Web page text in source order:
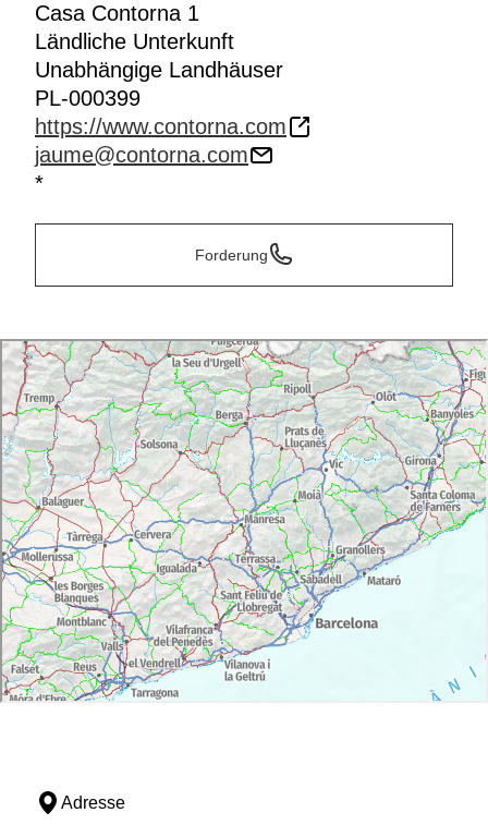
Casa Contorna 1
Ländliche Unterkunft
Unabhängige Landhäuser
PL-000399
https://www.contorna.com
jaume@contorna.com
*
Forderung
Adresse